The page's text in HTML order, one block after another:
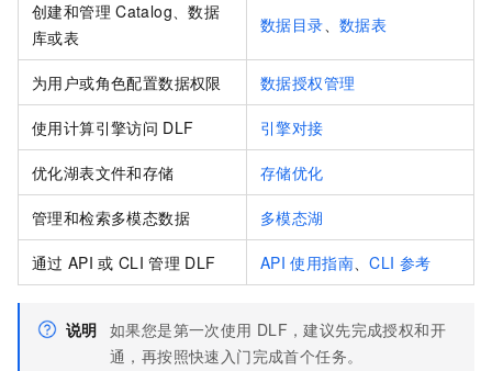
创建和管理 Catalog、数据
库或表
数据目录、数据表
为用户或角色配置数据权限 数据授权管理
使用计算引擎访问 DLF 引擎对接
优化湖表文件和存储 存储优化
管理和检索多模态数据 多模态湖
通过 API 或 CLI 管理 DLF API 使用指南、CLI 参考
说明 如果您是第一次使用 DLF，建议先完成授权和开
通，再按照快速入门完成首个任务。